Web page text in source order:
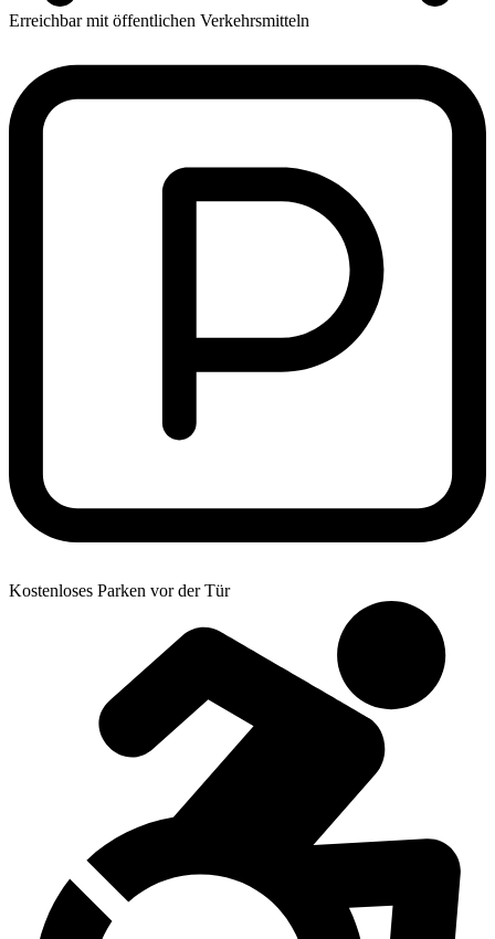
Erreichbar mit öffentlichen Verkehrsmitteln
Kostenloses Parken vor der Tür